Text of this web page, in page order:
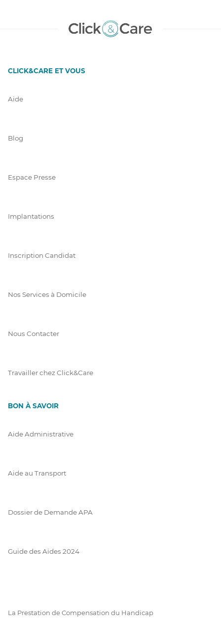
CLICK&CARE ET VOUS
Aide
Blog
Espace Presse
Implantations
Inscription Candidat
Nos Services à Domicile
Nous Contacter
Travailler chez Click&Care
BON À SAVOIR
Aide Administrative
Aide au Transport
Dossier de Demande APA
Guide des Aides 2024
La Prestation de Compensation du Handicap